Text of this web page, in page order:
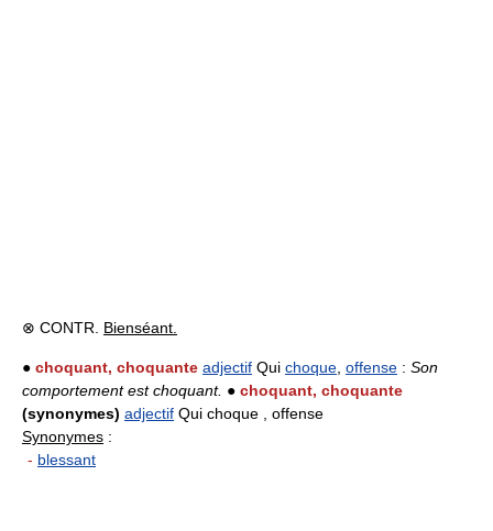
⊗ CONTR. Bienséant.
● choquant, choquante adjectif Qui choque offense : Son
comportement est choquant. ● choquant, choquante
(synonymes) adjectif Qui choque , offense
Synonymes :
- blessant